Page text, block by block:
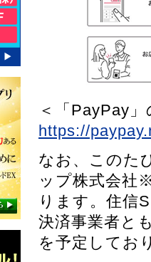
＜「PayPay
https://
なお、このた
ップ株式会社
ります。住信
決済事業者と
を予定してお